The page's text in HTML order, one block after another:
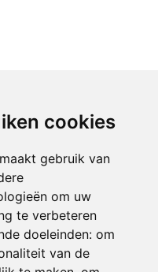
cookies
gebruik van
om uw
te verbeteren
doeleinden: om
van de